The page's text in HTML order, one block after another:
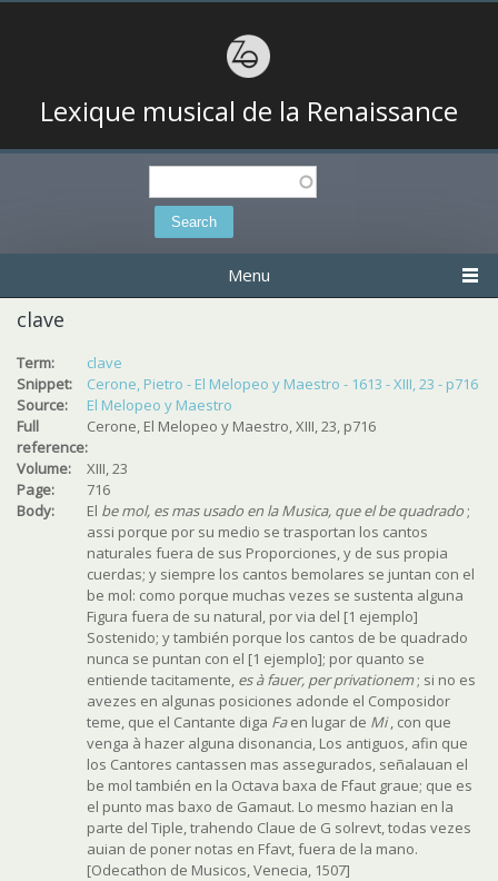
Lexique musical de la Renaissance
Search
Menu
clave
Term:
clave
Snippet:
Cerone, Pietro - El Melopeo y Maestro - 1613 - XIII, 23 - p716
Source:
El Melopeo y Maestro
Full
reference:
Cerone, El Melopeo y Maestro, XIII, 23, p716
Volume:
XIII, 23
Page:
716
Body:
El be mol, es mas usado en la Musica, que el be quadrado ;
assi porque por su medio se trasportan los cantos
naturales fuera de sus Proporciones, y de sus propia
cuerdas; y siempre los cantos bemolares se juntan con el
be mol: como porque muchas vezes se sustenta alguna
Figura fuera de su natural, por via del [1 ejemplo]
Sostenido; y también porque los cantos de be quadrado
nunca se puntan con el [1 ejemplo]; por quanto se
entiende tacitamente, es à fauer, per privationem; si no es
avezes en algunas posiciones adonde el Composidor
teme, que el Cantante diga Faen lugar de Mi, con que
venga à hazer alguna disonancia, Los antiguos, afin que
los Cantores cantassen mas assegurados, señalauan el
be mol también en la Octava baxa de Ffaut graue; que es
el punto mas baxo de Gamaut. Lo mesmo hazian en la
parte del Tiple, trahendo Claue de G solrevt, todas vezes
auian de poner notas en Ffavt, fuera de la mano.
[Odecathon de Musicos, Venecia, 1507]